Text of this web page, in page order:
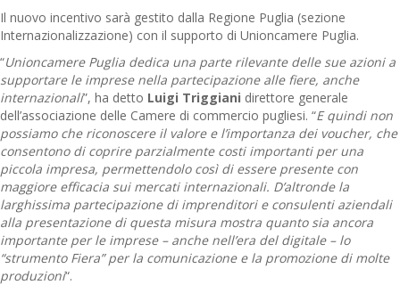
Il nuovo incentivo sarà gestito dalla Regione Puglia (sezione
Internazionalizzazione) con il supporto di Unioncamere Puglia.
“Unioncamere Puglia dedica una parte rilevante delle sue azioni a
supportare le imprese nella partecipazione alle fiere, anche
internazionali”, ha detto Luigi Triggiani direttore generale
dell’associazione delle Camere di commercio pugliesi. “E quindi non
possiamo che riconoscere il valore e l’importanza dei voucher, che
consentono di coprire parzialmente costi importanti per una
piccola impresa, permettendolo così di essere presente con
maggiore efficacia sui mercati internazionali. D’altronde la
larghissima partecipazione di imprenditori e consulenti aziendali
alla presentazione di questa misura mostra quanto sia ancora
importante per le imprese – anche nell’era del digitale – lo
“strumento Fiera” per la comunicazione e la promozione di molte
produzioni“.